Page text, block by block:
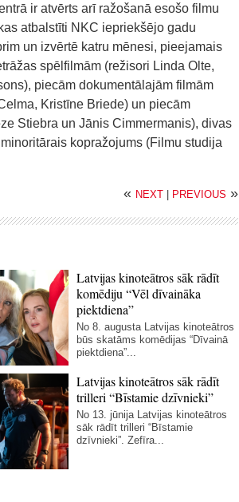
ir atvērts arī ražošanā esošo filmu
atbalstīti NKC iepriekšējo gadu
un izvērtē katru mēnesi, pieejamais
spēlfilmām (režisori Linda Olte,
piecām dokumentālajām filmām
Kristīne Briede) un piecām
Stiebra un Jānis Cimmermanis), divas
kopražojums (Filmu studija
« NEXT PREVIOUS »
Latvijas kinoteātros sāk rādīt
komēdiju “Vēl dīvaināka
piektdiena”
No 8. augusta Latvijas kinoteātros
būs skatāms komēdijas “Dīvainā
piektdiena”...
Latvijas kinoteātros sāk rādīt
trilleri “Bīstamie dzīvnieki”
No 13. jūnija Latvijas kinoteātros
sāk rādīt trilleri “Bīstamie
dzīvnieki”. Zefīra...